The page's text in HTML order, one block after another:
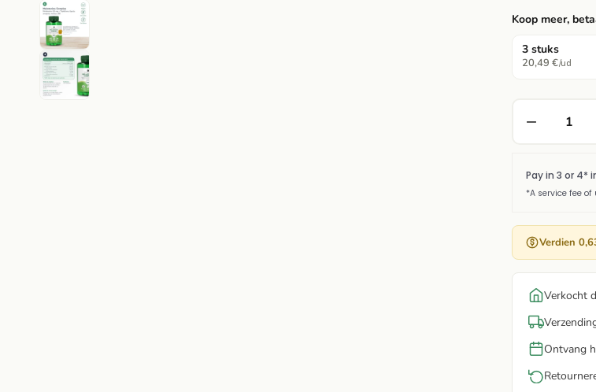
Koop meer,
3 stuks
20,49 €/ud
Verdien
Verkocht
Ontvang